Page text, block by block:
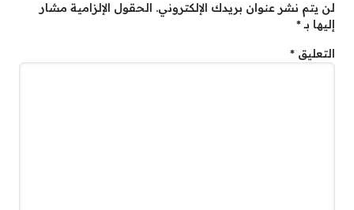
لن يتم نشر عنوان بريدك الإلكتروني. الحقول الإلزامية مشار
إليها بـ*
التعليق *